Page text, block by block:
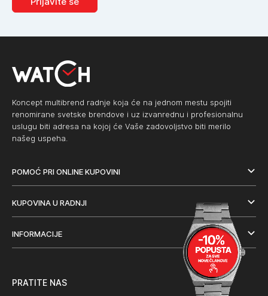
Koncept multibrend radnje koja će na jednom mestu spojiti
renomirane svetske brendove i uz izvanrednu i profesionalnu
uslugu biti adresa na kojoj će Vaše zadovoljstvo biti merilo
našeg uspeha.
POMOĆ PRI ONLINE KUPOVINI
KUPOVINA U RADNJI
INFORMACIJE
PRATITE NAS